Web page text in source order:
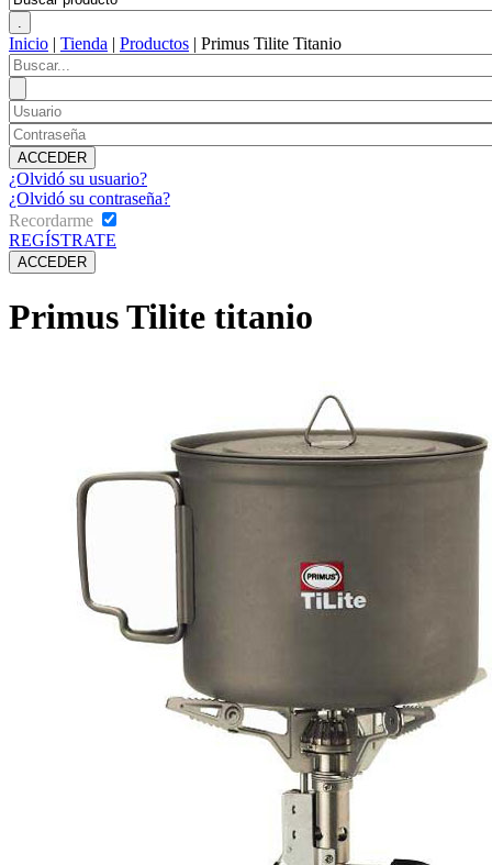
Inicio | Tienda | Productos | Primus Tilite Titanio
¿Olvidó su usuario?
¿Olvidó su contraseña?
Recordarme
REGÍSTRATE
Primus Tilite titanio